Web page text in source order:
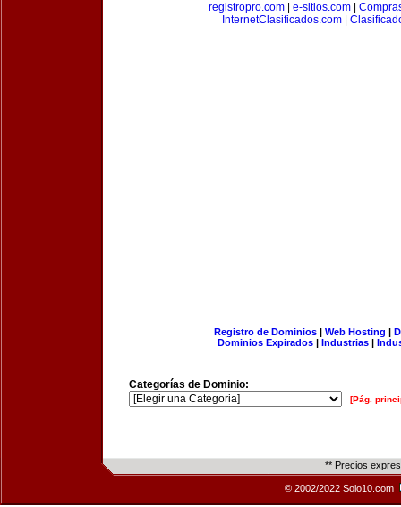
registropro.com
e-sitios.com
InternetClasificados.com|
Registro de Dominios| Web Hosting |
Dominios Expirados | Industrias |
Categorías de Dominio:
[Pág.
** Precios
© 2002/2022 Solo10.com